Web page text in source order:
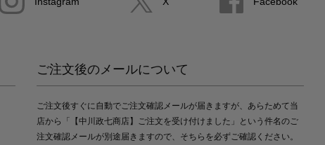
ご注文後のメールについて
ご注文後すぐに自動でご注文確認メールが届きますが、あらためて当
店から「【中川政七商店】ご注文を受け付けました」という件名のご
注文確認メールが別途届きますので、そちらを必ずご確認ください。